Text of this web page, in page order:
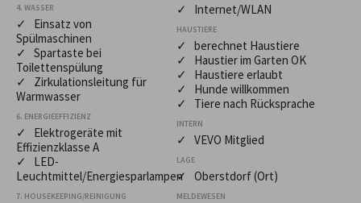
4. WASSER
✓ Einsatz von
Spülmaschinen
✓ Spartaste bei
Toilettenspülung
✓ Zirkulationsleitung für
Warmwasser
6. ENERGIEEFFIZIENZ
✓ Elektrogeräte mit
Effizienzklasse A
✓ LED-
Leuchtmittel/Energiesparlampen
7. HOUSEKEEPING/REINIGUNG
✓ Internet/WLAN
HAUSTIERE
✓ berechnet Haustiere
✓ Haustier im Garten OK
✓ Haustiere erlaubt
✓ Hunde willkommen
✓ Tiere nach Rücksprache
INTERN
✓ VEVO Mitglied
LAGE
✓ Oberstdorf (Ort)
MELDEWESEN